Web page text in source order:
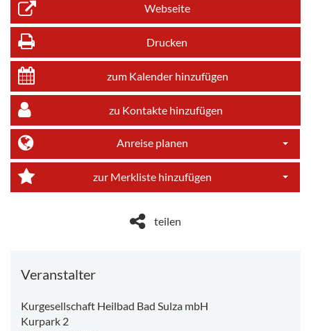
Webseite
Drucken
zum Kalender hinzufügen
zu Kontakte hinzufügen
Anreise planen
zur Merkliste hinzufügen
teilen
Veranstalter
Kurgesellschaft Heilbad Bad Sulza mbH
Kurpark 2